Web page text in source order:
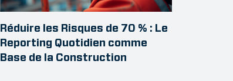
Réduire les Risques de 70 % : Le
Reporting Quotidien comme
Base de la Construction